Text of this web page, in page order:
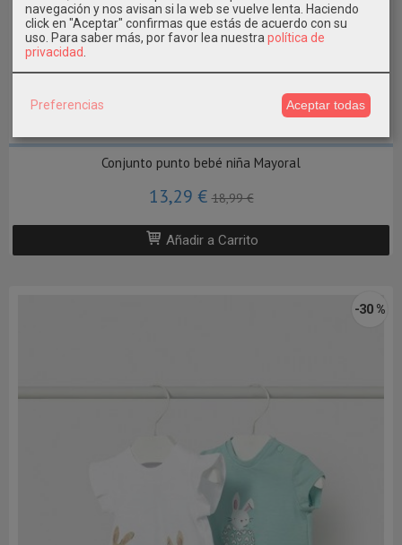
Conjunto punto bebé niña Mayoral
13,29 €18,99 €
Añadir a Carrito
-30 %
navegación y nos avisan si la web se vuelve lenta. Haciendo
click en "Aceptar" confirmas que estás de acuerdo con su
uso. Para saber más, por favor lea nuestra política de
privacidad
Preferencias Aceptar todas